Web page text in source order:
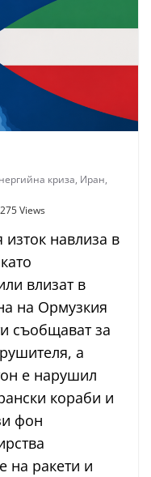
криза, Иран,
275 Views
навлиза в
влизат в
на Ормузкия
съобщават за
а
е нарушил
кораби и
фон
на ракети и